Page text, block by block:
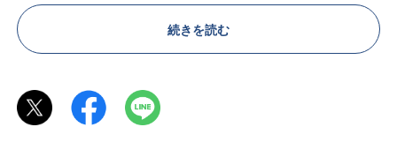
続きを読む
イラストレ
ーター
アダルトグ
ッズ